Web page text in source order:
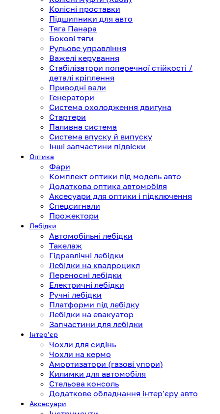
Колісні проставки
Підшипники для авто
Тяга Панара
Бокові тяги
Рульове управління
Важелі керування
Стабілізатори поперечної стійкості /
деталі кріплення
Приводні вали
Генератори
Система охолодження двигуна
Стартери
Паливна система
Система впуску й випуску
Інші запчастини підвіски
Оптика
Фари
Комплект оптики під модель авто
Додаткова оптика автомобіля
Аксесуари для оптики і підключення
Спецсигнали
Прожектори
Лебідки
Автомобільні лебідки
Такелаж
Гідравлічні лебідки
Лебідки на квадроцикл
Переносні лебідки
Електричні лебідки
Ручні лебідки
Платформи під лебідку
Лебідки на евакуатор
Запчастини для лебідки
Інтерʼєр
Чохли для сидінь
Чохли на кермо
Амортизатори (газові упори)
Килимки для автомобіля
Стельова консоль
Додаткове обладнання інтер'єру авто
Аксесуари